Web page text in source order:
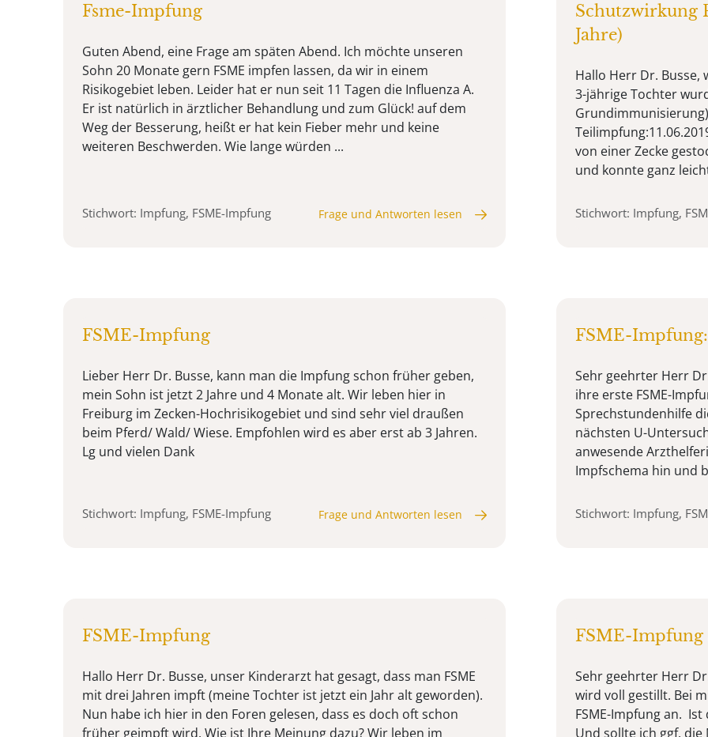
Fsme-Impfung
Guten Abend, eine Frage am späten Abend. Ich möchte unseren
Sohn 20 Monate gern FSME impfen lassen, da wir in einem
Risikogebiet leben. Leider hat er nun seit 11 Tagen die Influenza A.
Er ist natürlich in ärztlicher Behandlung und zum Glück! auf dem
Weg der Besserung, heißt er hat kein Fieber mehr und keine
weiteren Beschwerden. Wie lange würden ...
Stichwort: Impfung, FSME-Impfung Frage und Antworten lesen
Schutzwirkung
Jahre)
Hallo Herr Dr. Busse,
3-jährige Tochter
von einer Zecke
und konnte ganz
Stichwort: Impfung,
FSME-Impfung
Lieber Herr Dr. Busse, kann man die Impfung schon früher geben,
mein Sohn ist jetzt 2 Jahre und 4 Monate alt. Wir leben hier in
Freiburg im Zecken-Hochrisikogebiet und sind sehr viel draußen
beim Pferd/ Wald/ Wiese. Empfohlen wird es aber erst ab 3 Jahren.
Lg und vielen Dank
Stichwort: Impfung, FSME-Impfung Frage und Antworten lesen
FSME-
Sehr geehrter Herr
ihre erste FSME-
Sprechstundenhilfe
nächsten U-
anwesende
Impfschema hin und
Stichwort: Impfung,
FSME-Impfung
Hallo Herr Dr. Busse, unser Kinderarzt hat gesagt, dass man FSME
mit drei Jahren impft (meine Tochter ist jetzt ein Jahr alt geworden).
Nun habe ich hier in den Foren gelesen, dass es doch oft schon
früher geimpft wird. Wie ist Ihre Meinung dazu? Wir leben im
FSME-
Sehr geehrter Herr
wird voll gestillt. Bei
FSME-Impfung an.
Und sollte ich ggf.